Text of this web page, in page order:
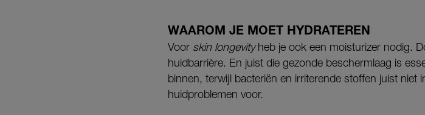
WAAROM JE MOET HYDRATEREN
Voor skin longevityheb je ook een moisturizer nodig.
huidbarrière. En juist die gezonde beschermlaag is
binnen, terwijl bacteriën en irriterende stoffen juist niet
huidproblemen voor.